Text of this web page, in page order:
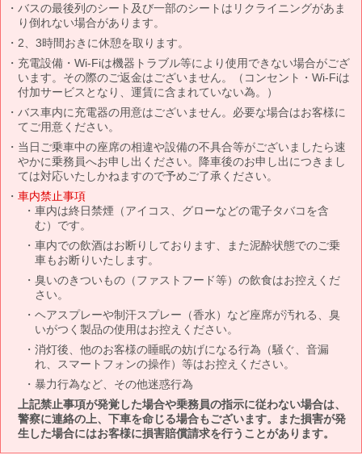
バスの最後列のシート及び一部のシートはリクライニングがあま
り倒れない場合があります。
2、3時間おきに休憩を取ります。
充電設備・Wi-Fiは機器トラブル等により使用できない場合がござ
います。その際のご返金はございません。（コンセント・Wi-Fiは
付加サービスとなり、運賃に含まれていない為。）
バス車内に充電器の用意はございません。必要な場合はお客様に
てご用意ください。
当日ご乗車中の座席の相違や設備の不具合等がございましたら速
やかに乗務員へお申し出ください。降車後のお申し出につきまし
ては対応いたしかねますので予めご了承ください。
車内禁止事項
車内は終日禁煙（アイコス、グローなどの電子タバコを含
む）です。
車内での飲酒はお断りしております、また泥酔状態でのご乗
車もお断りいたします。
臭いのきついもの（ファストフード等）の飲食はお控えくだ
さい。
ヘアスプレーや制汗スプレー（香水）など座席が汚れる、臭
いがつく製品の使用はお控えください。
消灯後、他のお客様の睡眠の妨げになる行為（騒ぐ、音漏
れ、スマートフォンの操作）等はお控えください。
暴力行為など、その他迷惑行為
上記禁止事項が発覚した場合や乗務員の指示に従わない場合は、
警察に連絡の上、下車を命じる場合もございます。また損害が発
生した場合にはお客様に損害賠償請求を行うことがあります。